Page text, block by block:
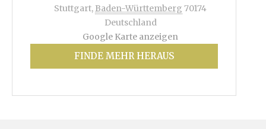
Stuttgart, Baden-Württemberg 70174
Deutschland
Google Karte anzeigen
FINDE MEHR HERAUS